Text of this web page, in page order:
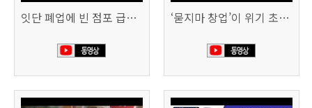
잇단 폐업에 빈 점포 급증…위기 빠진 상권, 대책 없나 (SBS CNBC) ‘묻지마 창업’이 위기 초래…폐업도 준비 필요 (KBS뉴스)